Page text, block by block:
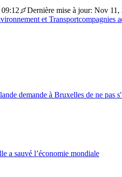
Dernière mise à jour: Nov 11,
et Transportcompagnies
demande à Bruxelles de ne pas
a sauvé l’économie mondiale